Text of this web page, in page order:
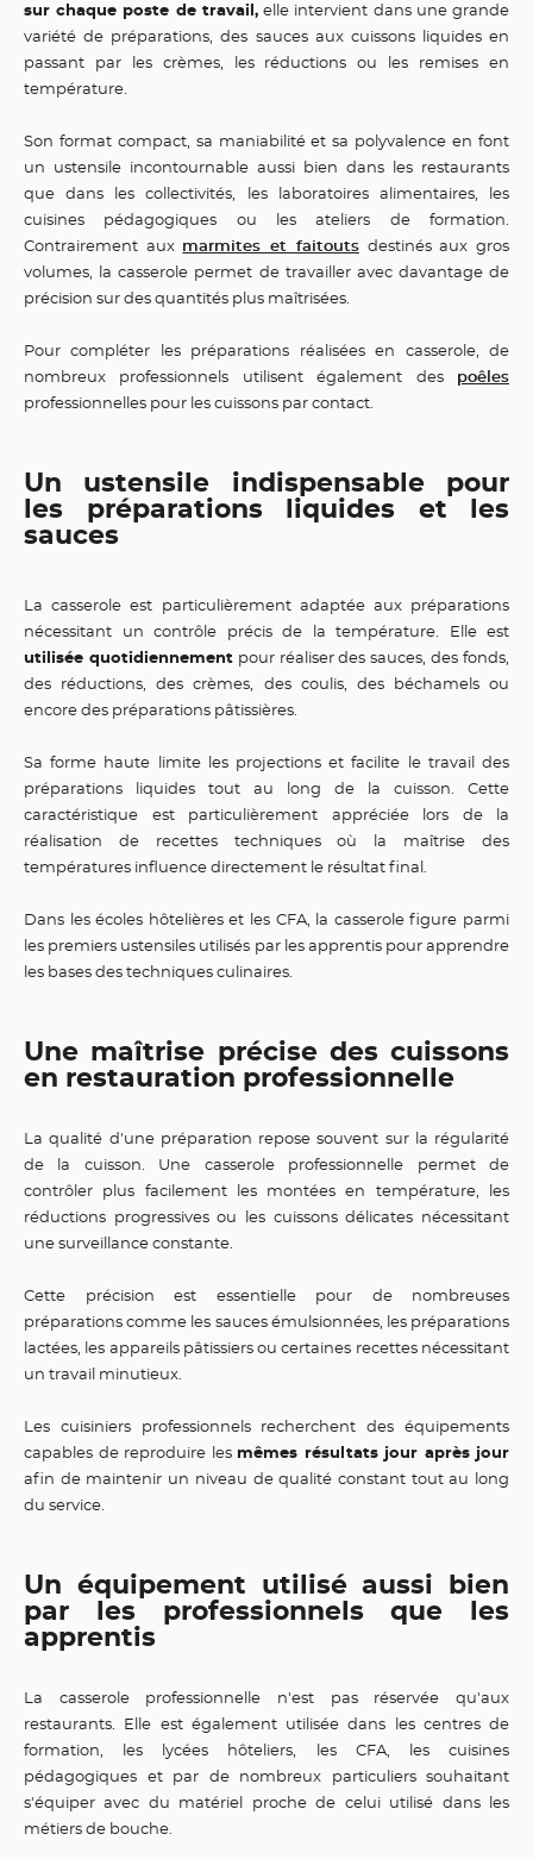
sur chaque poste de travail,elle intervient dans une grande
variété de préparations, des sauces aux cuissons liquides en
passant par les crèmes, les réductions ou les remises en
température.
Son format compact, sa maniabilité et sa polyvalence en font
un ustensile incontournable aussi bien dans les restaurants
que dans les collectivités, les laboratoires alimentaires, les
cuisines pédagogiques ou les ateliers de formation.
Contrairement aux marmites et faitoutsdestinés aux gros
volumes, la casserole permet de travailler avec davantage de
précision sur des quantités plus maîtrisées.
Pour compléter les préparations réalisées en casserole, de
nombreux professionnels utilisent également des poêles
professionnelles pour les cuissons par contact.
Un ustensile indispensable pour
les préparations liquides et les
sauces
La casserole est particulièrement adaptée aux préparations
nécessitant un contrôle précis de la température. Elle est
utilisée quotidiennementpour réaliser des sauces, des fonds,
des réductions, des crèmes, des coulis, des béchamels ou
encore des préparations pâtissières.
Sa forme haute limite les projections et facilite le travail des
préparations liquides tout au long de la cuisson. Cette
caractéristique est particulièrement appréciée lors de la
réalisation de recettes techniques où la maîtrise des
températures influence directement le résultat final.
Dans les écoles hôtelières et les CFA, la casserole figure parmi
les premiers ustensiles utilisés par les apprentis pour apprendre
les bases des techniques culinaires.
Une maîtrise précise des cuissons
en restauration professionnelle
La qualité d'une préparation repose souvent sur la régularité
de la cuisson. Une casserole professionnelle permet de
contrôler plus facilement les montées en température, les
réductions progressives ou les cuissons délicates nécessitant
une surveillance constante.
Cette précision est essentielle pour de nombreuses
préparations comme les sauces émulsionnées, les préparations
lactées, les appareils pâtissiers ou certaines recettes nécessitant
un travail minutieux.
Les cuisiniers professionnels recherchent des équipements
capables de reproduire les mêmes résultats jour après jour
afin de maintenir un niveau de qualité constant tout au long
du service.
Un équipement utilisé aussi bien
par les professionnels que les
apprentis
La casserole professionnelle n'est pas réservée qu'aux
restaurants. Elle est également utilisée dans les centres de
formation, les lycées hôteliers, les CFA, les cuisines
pédagogiques et par de nombreux particuliers souhaitant
s'équiper avec du matériel proche de celui utilisé dans les
métiers de bouche.